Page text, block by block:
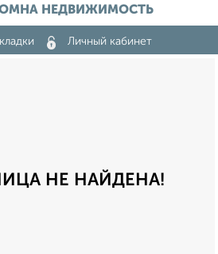
НЕДВИЖИМОСТЬ
Личный кабинет
НЕ НАЙДЕНА!